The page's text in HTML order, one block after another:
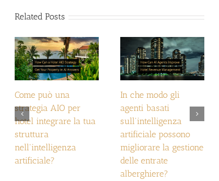
Related Posts
Come può una
strategia AIO per
hotel integrare la tua
struttura
nell'intelligenza
artificiale?
In che modo gli
agenti basati
sull'intelligenza
artificiale possono
migliorare la gestione
delle entrate
alberghiere?